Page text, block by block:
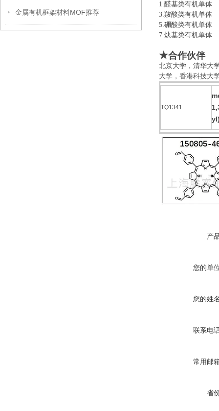
金属有机框架材料MOF推荐
1.醛基类有
3.羧酸类有
5.硼酸类有机
7.炔基类有机
★合作伙伴
北京大学，清华大
大学，香港科技大
TQ1341
产
您的单
您的姓
联系电
常用邮
省